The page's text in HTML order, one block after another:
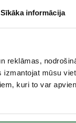
Sīkāka informācija
reklāmas,
mūsu
kuri to var